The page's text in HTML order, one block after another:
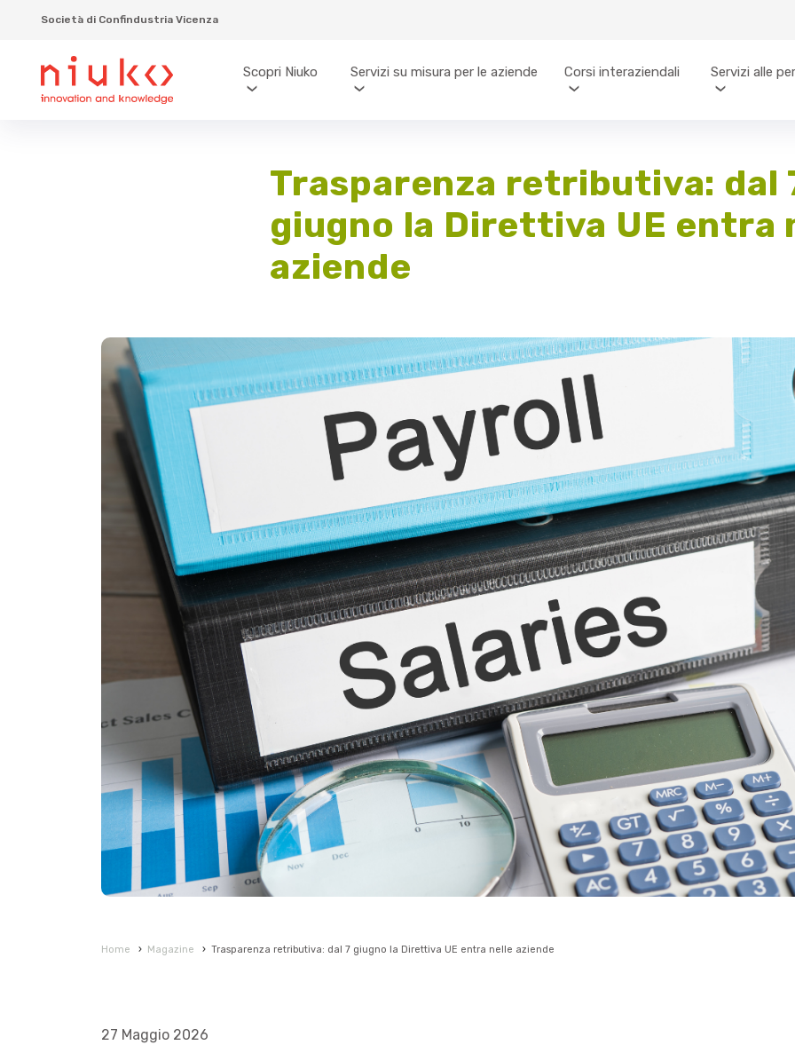
Società di Confindustria Vicenza
Scopri Niuko Servizi su misura per le aziende Corsi interaziendali Servizi alle
Trasparenza retributiva: dal
giugno la Direttiva UE entra
aziende
Home › Magazine › Trasparenza retributiva: dal 7 giugno la Direttiva UE entra nelle aziende
27 Maggio 2026